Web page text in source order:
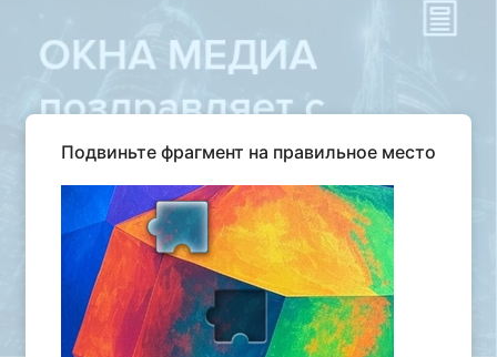
Подвиньте фрагмент на правильное место